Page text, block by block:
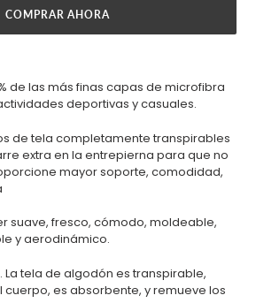
COMPRAR AHORA
de las más finas capas de microfibra
deportivas y casuales.
de tela completamente transpirables
extra en la entrepierna para que no
mayor soporte, comodidad,
suave, fresco, cómodo, moldeable,
y aerodinámico.
tela de algodón es transpirable,
es absorbente, y remueve los